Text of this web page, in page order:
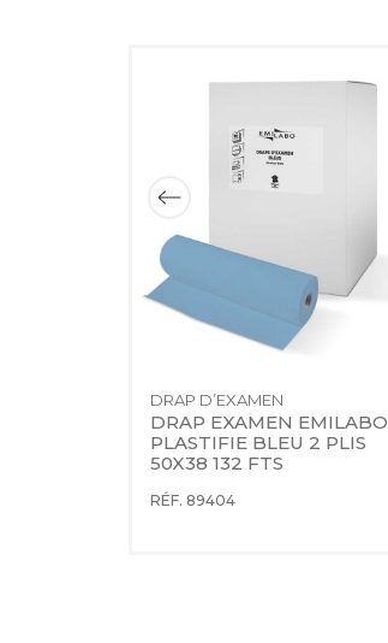
DRAP D’EXAMEN
DRAP EXAMEN EMILABO
PLASTIFIE BLEU 2 PLIS
50X38 132 FTS
RÉF. 89404